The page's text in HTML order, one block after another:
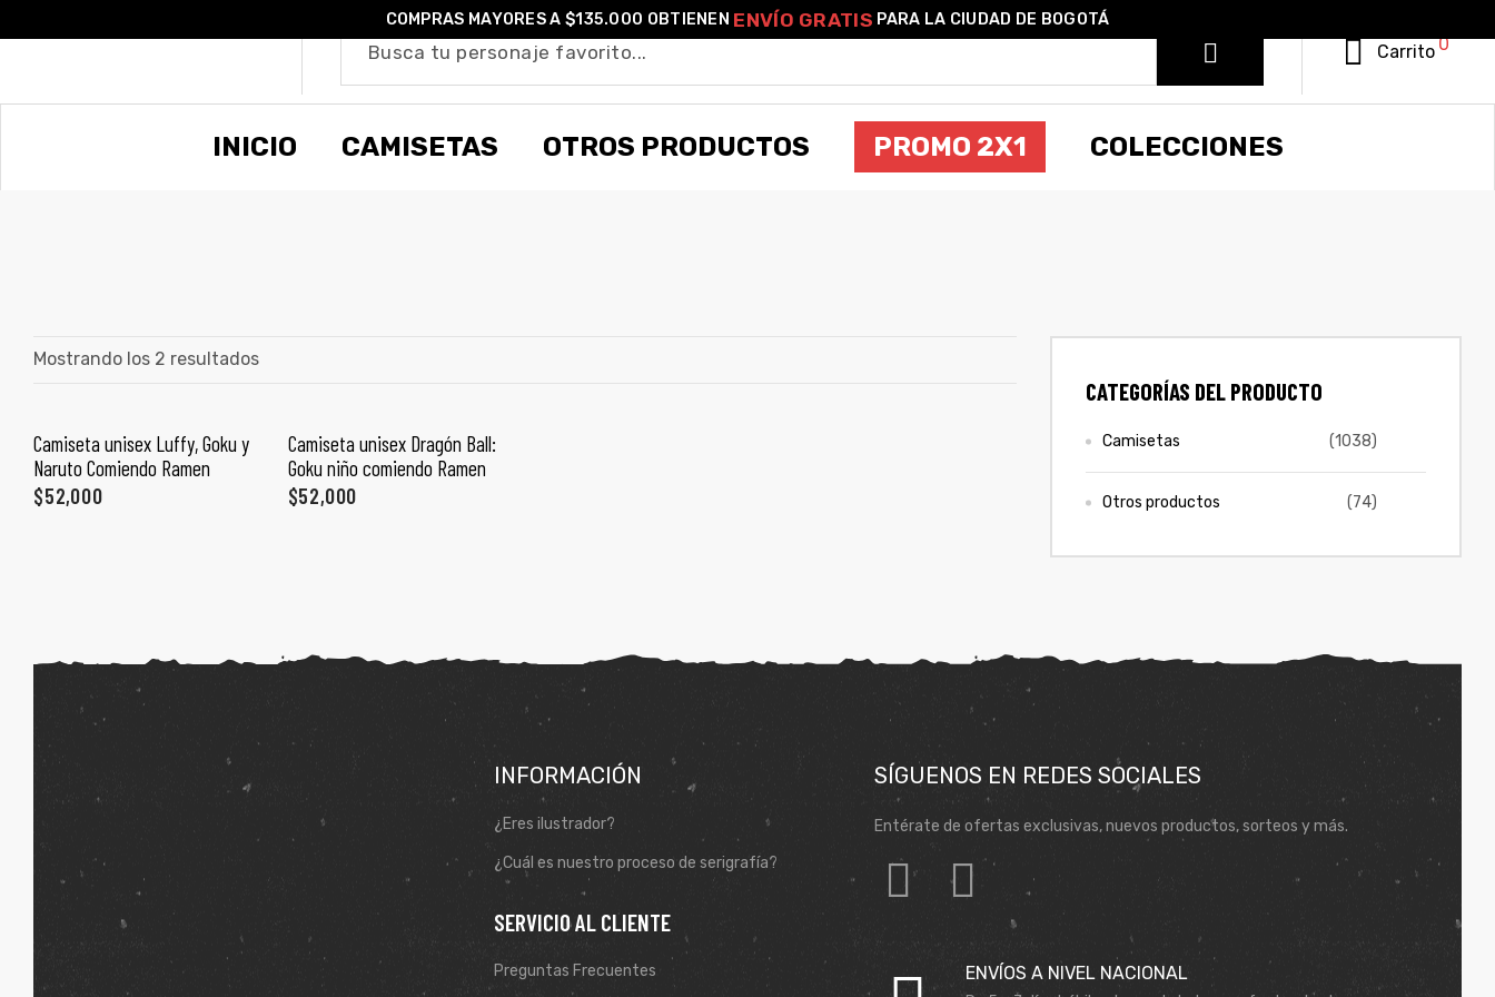
COMPRAS MAYORES A $135.000 OBTIENEN ENVÍO GRATIS PARA LA CIUDAD DE BOGOTÁ
Carrito0
INICIO CAMISETAS OTROS PRODUCTOS PROMO 2X1 COLECCIONES
Mostrando los 2 resultados
SELECCIONAR OPCIONES
Camiseta unisex Luffy, Goku y
Naruto Comiendo Ramen
$52,000
SELECCIONAR OPCIONES
Camiseta unisex Dragón Ball:
Goku niño comiendo Ramen
$52,000
CATEGORÍAS DEL PRODUCTO
Camisetas (1038)
Otros productos (74)
INFORMACIÓN
¿Eres ilustrador?
¿Cuál es nuestro proceso de serigrafía?
SERVICIO AL CLIENTE
Preguntas Frecuentes
SÍGUENOS EN REDES SOCIALES
Entérate de ofertas exclusivas, nuevos productos, sorteos y más.
ENVÍOS A NIVEL NACIONAL